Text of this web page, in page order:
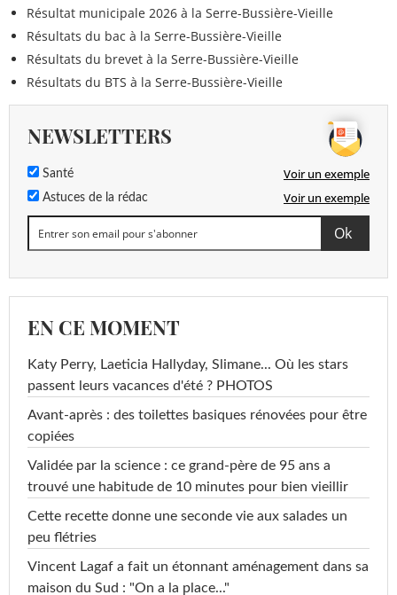
Résultat municipale 2026 à la Serre-Bussière-Vieille
Résultats du bac à la Serre-Bussière-Vieille
Résultats du brevet à la Serre-Bussière-Vieille
Résultats du BTS à la Serre-Bussière-Vieille
NEWSLETTERS
Santé Voir un exemple
Astuces de la rédac Voir un exemple
EN CE MOMENT
Katy Perry, Laeticia Hallyday, Slimane... Où les stars
passent leurs vacances d'été ? PHOTOS
Avant-après : des toilettes basiques rénovées pour être
copiées
Validée par la science : ce grand-père de 95 ans a
trouvé une habitude de 10 minutes pour bien vieillir
Cette recette donne une seconde vie aux salades un
peu flétries
Vincent Lagaf a fait un étonnant aménagement dans sa
maison du Sud : "On a la place..."